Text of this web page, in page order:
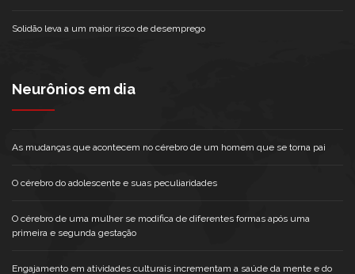
Solidão leva a um maior risco de desemprego
Neurônios em dia
As mudanças que acontecem no cérebro de um homem que se torna pai
O cérebro do adolescente e suas peculiaridades
O cérebro de uma mulher se modifica de diferentes formas após uma
primeira e segunda gestação
Engajamento em atividades culturais incrementam a saúde da mente e do